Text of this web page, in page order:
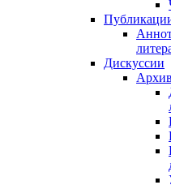
Дискуссии